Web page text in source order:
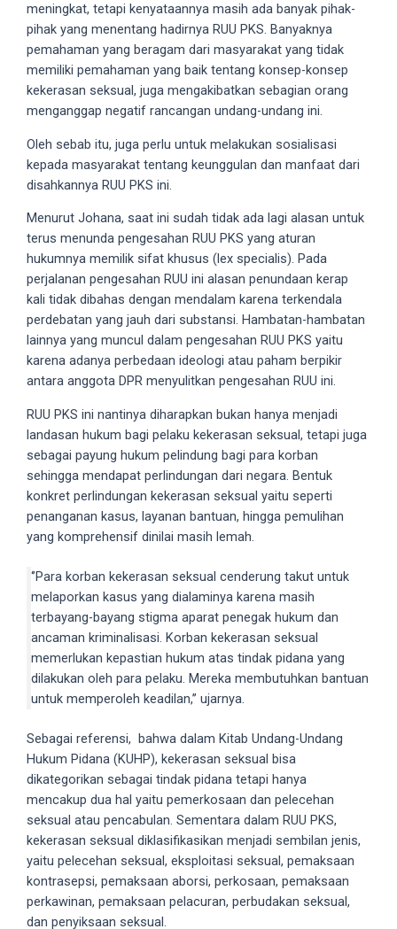
categorized
sex
sections
and
your
favorite
one:
amateur
porn
videos,
anal,
ass,
blonde,
brunette,
etc.
also
find
gay
and
transsexual
porn
their
corresponding
sections
website.
porn
videos
completely
free!
meningkat, tetapi kenyataannya masih ada banyak pihak-
pihak yang menentang hadirnya RUU PKS. Banyaknya
pemahaman yang beragam dari masyarakat yang tidak
memiliki pemahaman yang baik tentang konsep-konsep
kekerasan seksual, juga mengakibatkan sebagian orang
menganggap negatif rancangan undang-undang ini.
Oleh sebab itu, juga perlu untuk melakukan sosialisasi
kepada masyarakat tentang keunggulan dan manfaat dari
disahkannya RUU PKS ini.
Menurut Johana, saat ini sudah tidak ada lagi alasan untuk
terus menunda pengesahan RUU PKS yang aturan
hukumnya memilik sifat khusus (lex specialis). Pada
perjalanan pengesahan RUU ini alasan penundaan kerap
kali tidak dibahas dengan mendalam karena terkendala
perdebatan yang jauh dari substansi. Hambatan-hambatan
lainnya yang muncul dalam pengesahan RUU PKS yaitu
karena adanya perbedaan ideologi atau paham berpikir
antara anggota DPR menyulitkan pengesahan RUU ini.
RUU PKS ini nantinya diharapkan bukan hanya menjadi
landasan hukum bagi pelaku kekerasan seksual, tetapi juga
sebagai payung hukum pelindung bagi para korban
sehingga mendapat perlindungan dari negara. Bentuk
konkret perlindungan kekerasan seksual yaitu seperti
penanganan kasus, layanan bantuan, hingga pemulihan
yang komprehensif dinilai masih lemah.
‘’Para korban kekerasan seksual cenderung takut untuk
melaporkan kasus yang dialaminya karena masih
terbayang-bayang stigma aparat penegak hukum dan
ancaman kriminalisasi. Korban kekerasan seksual
memerlukan kepastian hukum atas tindak pidana yang
dilakukan oleh para pelaku. Mereka membutuhkan bantuan
untuk memperoleh keadilan,’’ ujarnya.
Sebagai referensi, bahwa dalam Kitab Undang-Undang
Hukum Pidana (KUHP), kekerasan seksual bisa
dikategorikan sebagai tindak pidana tetapi hanya
mencakup dua hal yaitu pemerkosaan dan pelecehan
seksual atau pencabulan. Sementara dalam RUU PKS,
kekerasan seksual diklasifikasikan menjadi sembilan jenis,
yaitu pelecehan seksual, eksploitasi seksual, pemaksaan
kontrasepsi, pemaksaan aborsi, perkosaan, pemaksaan
perkawinan, pemaksaan pelacuran, perbudakan seksual,
dan penyiksaan seksual.